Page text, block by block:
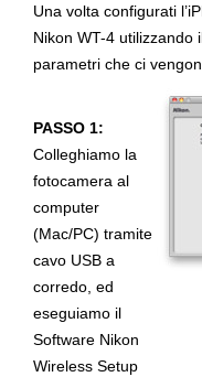
Una volta configurati
Nikon WT-4 utilizzando
parametri che ci
PASSO 1:
Colleghiamo la
fotocamera al
computer
(Mac/PC) tramite
cavo USB a
corredo, ed
eseguiamo il
Software Nikon
Wireless Setup